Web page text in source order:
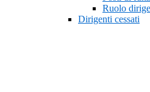
Ruolo
Dirigenti cessati